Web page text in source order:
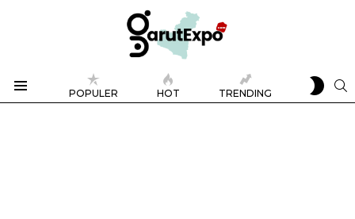
POPULER HOT TRENDING
SKIN